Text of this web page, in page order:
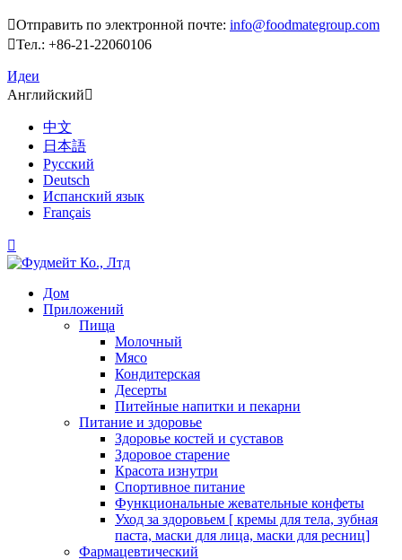
Отправить по электронной почте: info@foodmategroup.com
Тел.: +86-21-22060106
Идеи
Английский
中文
日本語
Русский
Deutsch
Испанский язык
Français

Дом
Приложений
Пища
Молочный
Мясо
Кондитерская
Десерты
Питейные напитки и пекарни
Питание и здоровье
Здоровье костей и суставов
Здоровое старение
Красота изнутри
Спортивное питание
Функциональные жевательные конфеты
Уход за здоровьем [ кремы для тела, зубная
паста, маски для лица, маски для ресниц]
Фармацевтический